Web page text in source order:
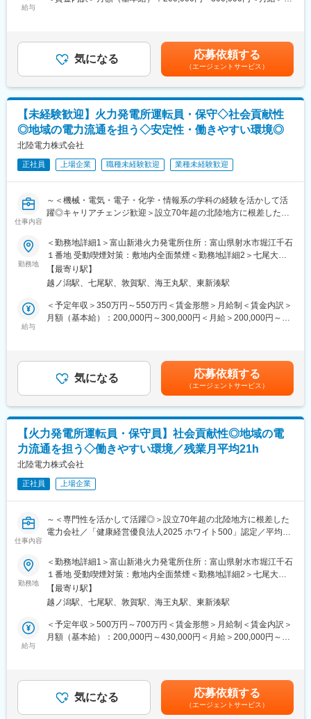
など、当社グループを取り巻く事業環境が激しく変化するなかに
あって、これらの達成に向けた戦略や諸計画を策定することが経
し、バックアップします。大別すると3つの業務（財務、予算、決
算）に分けられます。
・燃料部門
└火力発電所や原子力発電所で燃料として使用する石油、石炭、
木質バイオマス、ウランを調達しています。
・資材部門
└安定的に電気を供給するために必要な資材の調達や工事につい
て、調達先の選定、価格交渉、契約締結等を行うのが資材部門の
役割です。
・人事労務部門
■当社の魅力：
◎豊富な水資源を活用した高い水力比率を強みとし多種多様な電
源を開発した独自のエネルギーミックスで低廉な電力提供を可能
拡大に向けて進んでいます。
◎IUターン歓迎です。当社にご入社いただく際の引越費用や移動
均勤続年数は21.9年と働きやすい環境です。
給与
通じて上下する可能性があります。月給(月額)は固定手当を含めた
表記です。気になる 応募依頼する
（エージェントサービス）
【未経験歓迎】火力発電所運転員・保守◇社会貢献性
◎地域の電力流通を担う◇安定性・働きやすい環境◎
北陸電力株式会社
正社員 上場企業 職種未経験歓迎 業種未経験歓迎
仕事内容
～＜機械・電気・電子・化学・情報系の学科の経験を活かして活
躍◎キャリアチェンジ歓迎＞設立70年超の北陸地方に根差した電
年数21.9年・長く安定して働ける◎／働きやすい環境で仕事もプ
ライベートも充実～
■業務内容：
～地域の生活の基盤を支える大切な仕事を担うやりがい◎～
当社にて、下記業務をお任せします。
◇火力発電所運転業務（現場の巡視・点検・操作、制御室の監
※ご経験や適性によってお任せする業務を決定いたします。
機械・電気・電子・化学・情報系学科の経験を活かし、未経験か
らでも着実なキャリア形成が可能です。
◇残業月平均21時間とワークライフバランス◎
◇年間休日123日とメリハリのある働き方◎
◇平均勤続年数21.9年と長く働き続けている方多数在籍◎
◇UIターン歓迎／入社の際の引越費用や移動費用は支給◎
◇社内規定に該当する場合寮や社宅へご入居可能◎
■就業時間補足：
・8:40～17:20（実働7時間40分）
・フレックスタイム勤務が可能です。
・下記交替勤務の可能性がございます。
＜交代勤務例（３交代勤務）＞
１直 00：00～08：15
２直 08：00～16：15
３直 16：00～24：15
部門・働き方により異なるため、ジョブマッチング面談内にて詳
細をお伝えします。
を開発した独自のエネルギーミックスで低廉な電力提供を可能と
してきた当社。地域の未来をえがき、「総合エネルギー事業」拡
大に向けて進んでいます。
勤務地
＜勤務地詳細1＞富山新港火力発電所住所：富山県射水市堀江千石
１番地 受動喫煙対策：敷地内全面禁煙＜勤務地詳細2＞七尾大田
火力発電所住所：石川県七尾市大田町114部2-4 受動喫煙対策：敷
地内全面禁煙＜勤務地詳細3＞敦賀火力発電所住所：福井県敦賀市
める場所、なお、出向の場合は出向先の定める場所
【最寄り駅】
越ノ潟駅、七尾駅、敦賀駅、海王丸駅、東新湊駅
給与
＜予定年収＞350万円～550万円＜賃金形態＞月給制＜賃金内訳＞
月額（基本給）：200,000円～300,000円＜月給＞200,000円～
る可能性があります。月給(月額)は固定手当を含めた表記です。
気になる 応募依頼する
（エージェントサービス）
【火力発電所運転員・保守員】社会貢献性◎地域の電
力流通を担う◇働きやすい環境／残業月平均21h
北陸電力株式会社
正社員 上場企業
仕事内容
～＜専門性を活かして活躍◎＞設立70年超の北陸地方に根差した
電力会社／「健康経営優良法人2025 ホワイト500」認定／平均勤
プライベートも充実～
■業務内容：
～地域の生活の基盤を支える大切な仕事を担うやりがい◎～
当社にて、下記業務をお任せします。
◇火力発電所運転業務（現場の巡視・点検・操作、制御室の監
視・操作等）
■働きやすい環境：
◇残業月平均21時間とワークライフバランス◎
勤務地
＜勤務地詳細1＞富山新港火力発電所住所：富山県射水市堀江千石
１番地 受動喫煙対策：敷地内全面禁煙＜勤務地詳細2＞七尾大田
火力発電所住所：石川県七尾市大田町114部2-4 受動喫煙対策：敷
地内全面禁煙＜勤務地詳細3＞敦賀火力発電所住所：福井県敦賀市
【最寄り駅】
越ノ潟駅、七尾駅、敦賀駅、海王丸駅、東新湊駅
給与
＜予定年収＞500万円～700万円＜賃金形態＞月給制＜賃金内訳＞
月額（基本給）：200,000円～430,000円＜月給＞200,000円～
る可能性があります。月給(月額)は固定手当を含めた表記です。
気になる 応募依頼する
（エージェントサービス）